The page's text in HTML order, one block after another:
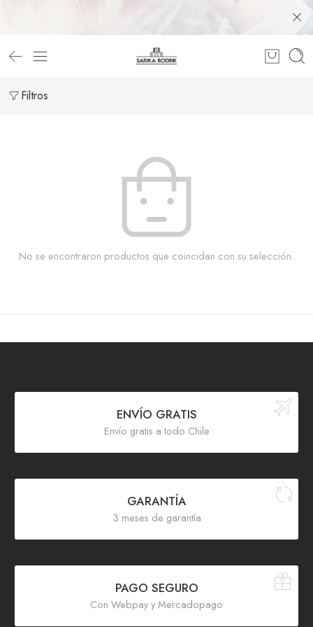
Filtros
No se encontraron productos que coincidan con su selección.
ENVÍO GRATIS
Envío gratis a todo Chile
GARANTÍA
3 meses de garantía
PAGO SEGURO
Con Webpay y Mercadopago